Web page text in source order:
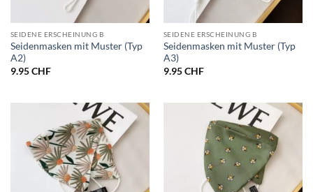
SEIDENE ERSCHEINUNG B
Seidenmasken mit Muster (Typ
A2)
9.95CHF
SEIDENE ERSCHEINUNG B
Seidenmasken mit Muster (Typ
A3)
9.95CHF